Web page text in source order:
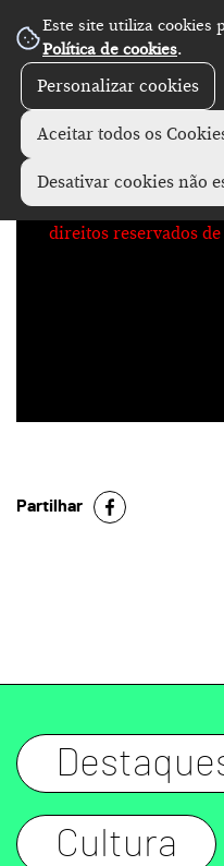
Este site utiliza cookies
Política de cookies.
Personalizar cookies
Aceitar todos os
Desativar cookies não
No Record
direitos reservados
Partilhar
Cultura